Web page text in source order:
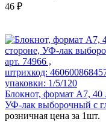
46 ₽
арт. 74966 ,
штрихкод:
упаковки: 1/5/120
Блокнот, формат А7, 40
УФ-лак выборочный с
розничная цена за 1шт.